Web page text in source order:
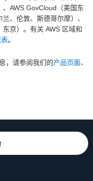
AWS GovCloud（美国东
、伦敦、斯德哥尔摩）、
京）。有关 AWS 区域和
。
，请参阅我们的产品页面、